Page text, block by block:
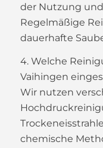
der Nutzung
Regelmäßige
dauerhafte
4. Welche
Vaihingen
Wir nutzen
chemische